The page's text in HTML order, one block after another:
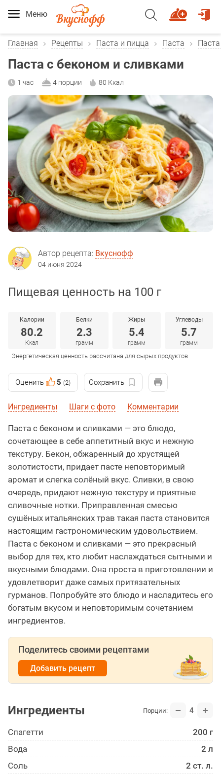
Меню
Главная Рецепты Паста и пицца Паста
Паста с беконом и сливками
1 час 4 порции 80 Ккал
Автор рецепта: Вкуснофф
04 июня 2024
Пищевая ценность на 100 г
Калории
80.2
Ккал
Белки
2.3
грамм
Жиры
5.4
грамм
Углеводы
5.7
грамм
Энергетическая ценность рассчитана для сырых продуктов
Оценить 5 (2) Сохранить
Ингредиенты Шаги с фото Комментарии
Паста с беконом и сливками — это блюдо,
сочетающее в себе аппетитный вкус и нежную
текстуру. Бекон, обжаренный до хрустящей
золотистости, придает пасте неповторимый
аромат и слегка солёный вкус. Сливки, в свою
очередь, придают нежную текстуру и приятные
сливочные нотки. Приправленная смесью
сушёных итальянских трав такая паста становится
настоящим гастрономическим удовольствием.
Паста с беконом и сливками — это прекрасный
выбор для тех, кто любит наслаждаться сытными и
вкусными блюдами. Она проста в приготовлении и
удовлетворит даже самых притязательных
гурманов. Попробуйте это блюдо и насладитесь его
богатым вкусом и неповторимым сочетанием
ингредиентов.
Поделитесь своими рецептами
Добавить рецепт
Ингредиенты Порции: 4
Спагетти
200 г
Вода
2 л
Соль
2 ст. л.